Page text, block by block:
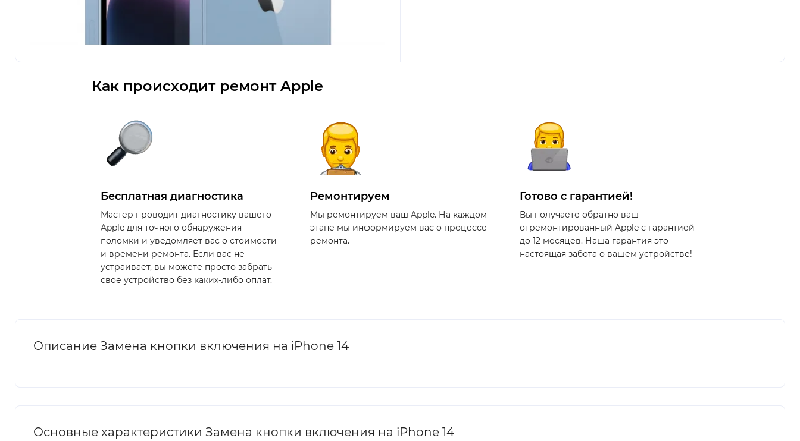
Как происходит ремонт Apple
Бесплатная диагностика
Мастер проводит диагностику вашего
Apple для точного обнаружения
поломки и уведомляет вас о стоимости
и времени ремонта. Если вас не
устраивает, вы можете просто забрать
свое устройство без каких-либо оплат.
Ремонтируем
Мы ремонтируем ваш Apple. На каждом
этапе мы информируем вас о процессе
ремонта.
Готово с гарантией!
Вы получаете обратно ваш
отремонтированный Apple с гарантией
до 12 месяцев. Наша гарантия это
настоящая забота о вашем устройстве!
Описание Замена кнопки включения на iPhone 14
Основные характеристики Замена кнопки включения на iPhone 14